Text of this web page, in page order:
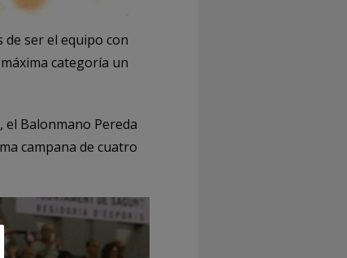
ser el equipo con
categoría un
el Balonmano Pereda
campana de cuatro